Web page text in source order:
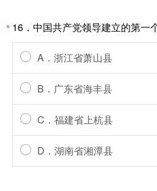
* 16．中国共产党领导建立的第一
A．浙江省萧山县
B．广东省海丰县
C．福建省上杭县
D．湖南省湘潭县